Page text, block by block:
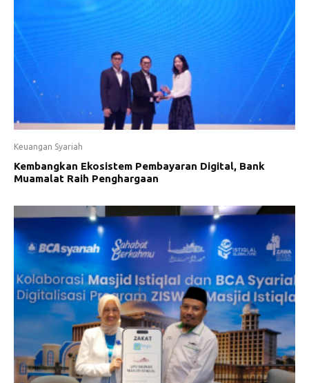
Keuangan Syariah
Kembangkan Ekosistem Pembayaran Digital, Bank
Muamalat Raih Penghargaan